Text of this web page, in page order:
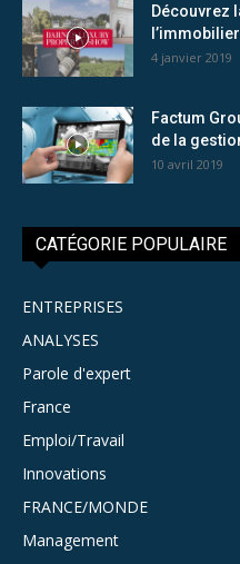
Découvrez
4 janvier 2019
Factum
de la
10 avril 2019
CATÉGORIE POPULAIRE
ENTREPRISES
ANALYSES
Parole d'expert
France
Emploi/Travail
Innovations
FRANCE/MONDE
Management